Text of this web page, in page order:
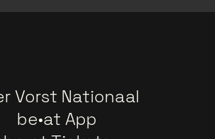
Vorst Nationaal
be•at App